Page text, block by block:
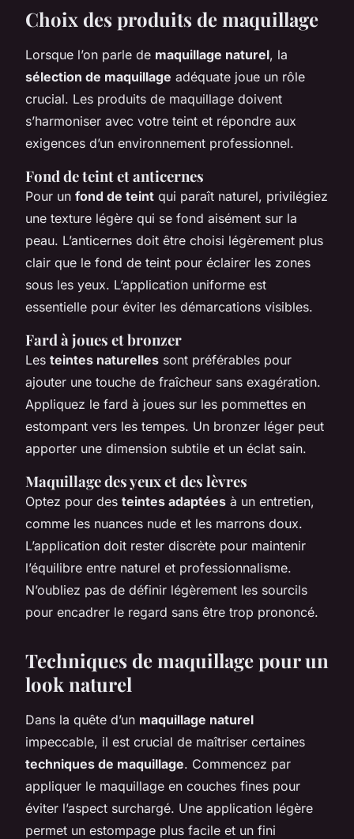
Choix des produits de maquillage
Lorsque l’on parle de maquillage naturel, la
sélection de maquillage adéquate joue un rôle
crucial. Les produits de maquillage doivent
s’harmoniser avec votre teint et répondre aux
exigences d’un environnement professionnel.
Fond de teint et anticernes
Pour un fond de teint qui paraît naturel, privilégiez
une texture légère qui se fond aisément sur la
peau. L’anticernes doit être choisi légèrement plus
clair que le fond de teint pour éclairer les zones
sous les yeux. L’application uniforme est
essentielle pour éviter les démarcations visibles.
Fard à joues et bronzer
Les teintes naturelles sont préférables pour
ajouter une touche de fraîcheur sans exagération.
Appliquez le fard à joues sur les pommettes en
estompant vers les tempes. Un bronzer léger peut
apporter une dimension subtile et un éclat sain.
Maquillage des yeux et des lèvres
Optez pour des teintes adaptées à un entretien,
comme les nuances nude et les marrons doux.
L’application doit rester discrète pour maintenir
l’équilibre entre naturel et professionnalisme.
N’oubliez pas de définir légèrement les sourcils
pour encadrer le regard sans être trop prononcé.
Techniques de maquillage pour un
look naturel
Dans la quête d’un maquillage naturel
impeccable, il est crucial de maîtriser certaines
techniques de maquillage. Commencez par
appliquer le maquillage en couches fines pour
éviter l’aspect surchargé. Une application légère
permet un estompage plus facile et un fini